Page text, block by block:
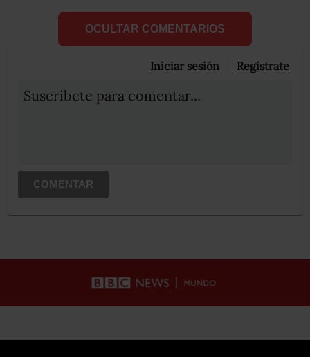
OCULTAR COMENTARIOS
Iniciar sesión Registrate
Suscribete para comentar...
COMENTAR